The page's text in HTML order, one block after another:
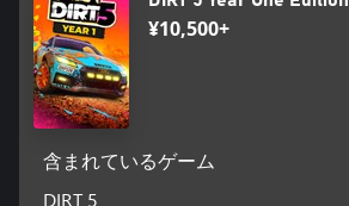
¥10,500+
含まれているゲーム
DIRT 5